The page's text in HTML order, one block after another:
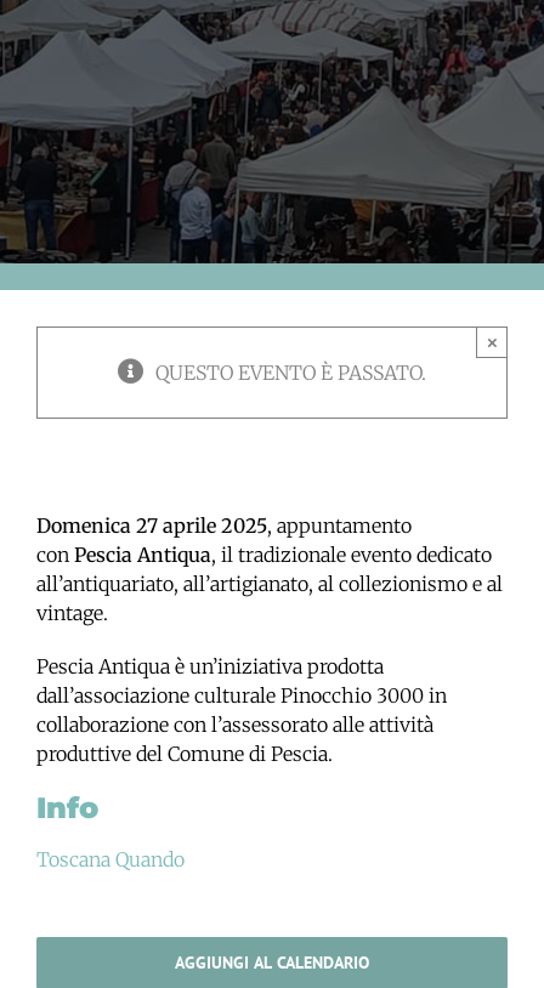
QUESTO EVENTO È PASSATO.
×
Domenica 27 aprile 2025, appuntamento
con Pescia Antiqua, il tradizionale evento dedicato
all’antiquariato, all’artigianato, al collezionismo e al
vintage.
Pescia Antiqua è un’iniziativa prodotta
dall’associazione culturale Pinocchio 3000 in
collaborazione con l’assessorato alle attività
produttive del Comune di Pescia.
Info
Toscana Quando
AGGIUNGI AL CALENDARIO